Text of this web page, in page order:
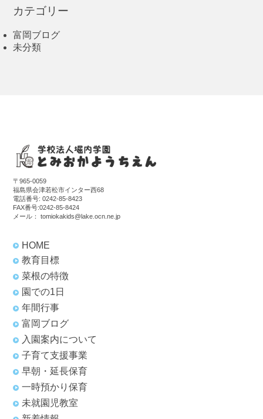
カテゴリー
富岡ブログ
未分類
〒965-0059
福島県会津若松市インター西68
電話番号:0242-85-8423
FAX番号:0242-85-8424
メール：tomiokakids@lake.ocn.ne.jp
HOME
教育目標
菜根の特徴
園での1日
年間行事
富岡ブログ
入園案内について
子育て支援事業
早朝・延長保育
一時預かり保育
未就園児教室